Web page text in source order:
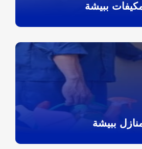
ببيشة
ببيشة